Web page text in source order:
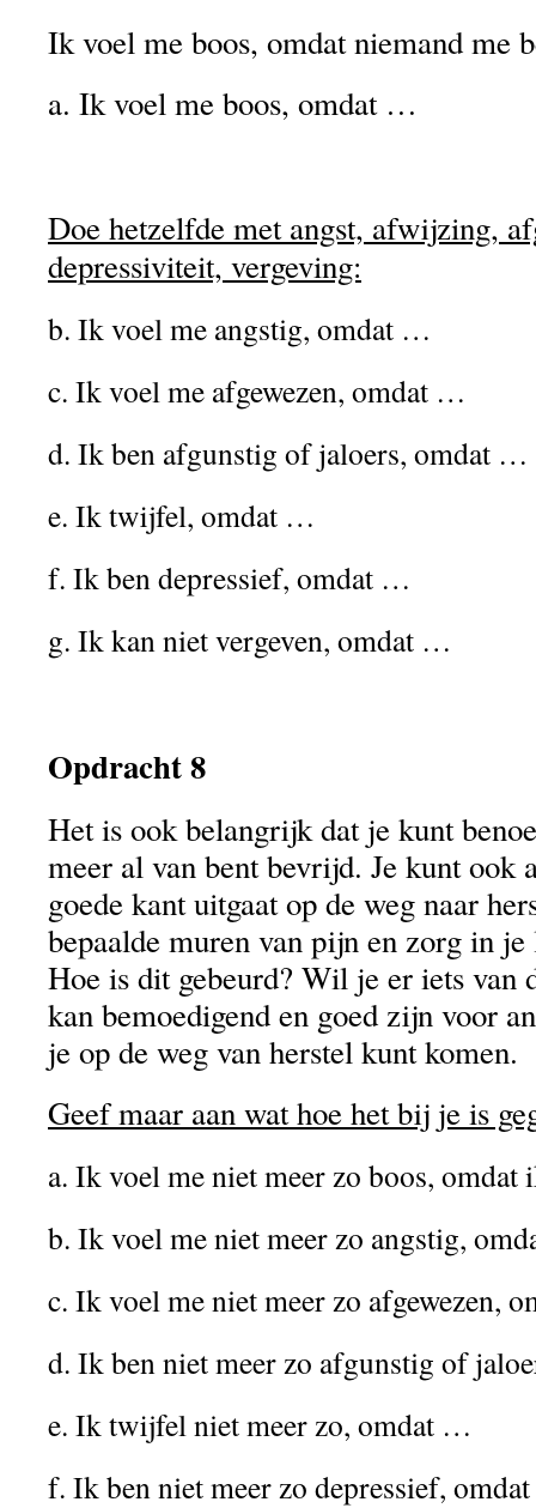
Ik voel me boos, omdat niemand me
a. Ik voel me boos, omdat …
Doe hetzelfde met angst, afwijzing,
depressiviteit, vergeving:
b. Ik voel me angstig, omdat …
c. Ik voel me afgewezen, omdat …
d. Ik ben afgunstig of jaloers, omdat …
e. Ik twijfel, omdat …
f. Ik ben depressief, omdat …
g. Ik kan niet vergeven, omdat …
Opdracht 8
Het is ook belangrijk dat je kunt
meer al van bent bevrijd. Je kunt ook
goede kant uitgaat op de weg naar
bepaalde muren van pijn en zorg in je
Hoe is dit gebeurd? Wil je er iets van
kan bemoedigend en goed zijn voor
je op de weg van herstel kunt komen.
Geef maar aan wat hoe het bij je is
a. Ik voel me niet meer zo boos,
b. Ik voel me niet meer zo angstig,
c. Ik voel me niet meer zo afgewezen,
d. Ik ben niet meer zo afgunstig of
e. Ik twijfel niet meer zo, omdat …
f. Ik ben niet meer zo depressief,